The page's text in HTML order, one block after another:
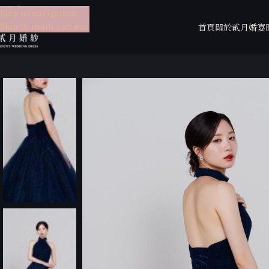
Skip to navigation
Skip to main content
首頁關於貳月婚宴